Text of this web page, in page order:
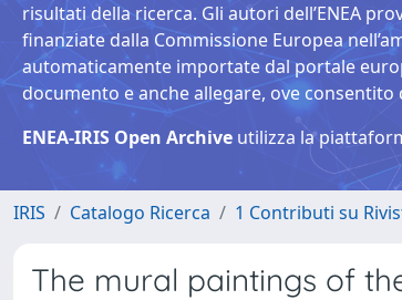
risultati della ricerca. Gli autori dell’ENEA
finanziate dalla Commissione Europea
automaticamente importate dal portale
documento e anche allegare, ove
ENEA-IRIS Open Archive utilizza la
IRIS Catalogo Ricerca 1 Contributi su
The mural paintings of